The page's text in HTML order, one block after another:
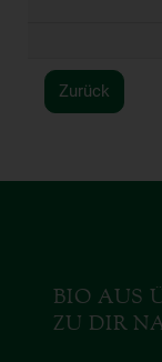
Zurück
BIO AUS
ZU DIR